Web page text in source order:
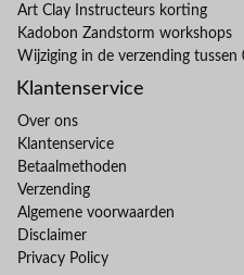
Art Clay Instructeurs korting
Kadobon Zandstorm workshops
Wijziging in de verzending
Klantenservice
Over ons
Klantenservice
Betaalmethoden
Verzending
Algemene voorwaarden
Disclaimer
Privacy Policy